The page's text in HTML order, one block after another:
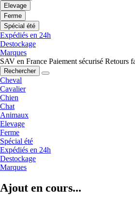
Elevage
Ferme
Spécial été
Expédiés en 24h
Destockage
Marques
SAV en France Paiement sécurisé Retours
Rechercher
Cheval
Cavalier
Chien
Chat
Animaux
Elevage
Ferme
Spécial été
Expédiés en 24h
Destockage
Marques
Ajout en cours...